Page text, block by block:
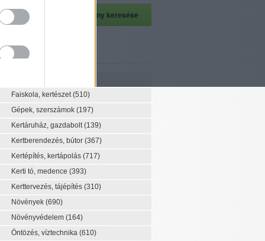
szaknévsor
Faiskola, kertészet(510)
Gépek, szerszámok (197)
Kertáruház, gazdabolt(139)
Kertberendezés, bútor (367)
Kertépítés, kertápolás (717)
Kerti tó, medence (393)
Kerttervezés, tájépítés (310)
Növények (690)
Növényvédelem (164)
Öntözés, víztechnika (610)